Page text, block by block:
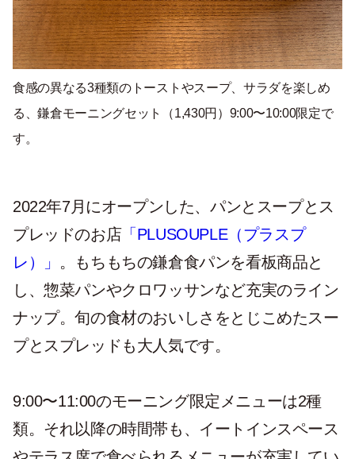
食感の異なる3種類のトーストやスープ、サラダを楽しめ
る、鎌倉モーニングセット（1,430円）9:00〜10:00限定で
す。
2022年7月にオープンした、パンとスープとス
プレッドのお店「PLUSOUPLE（プラスプ
レ）」 。もちもちの鎌倉食パンを看板商品と
し、惣菜パンやクロワッサンなど充実のライン
ナップ。旬の食材のおいしさをとじこめたスー
プとスプレッドも大人気です。
9:00〜11:00のモーニング限定メニューは2種
類。それ以降の時間帯も、イートインスペース